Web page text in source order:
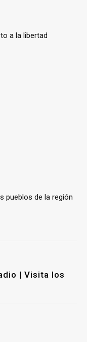
a la libertad
pueblos de la región
| Visita los